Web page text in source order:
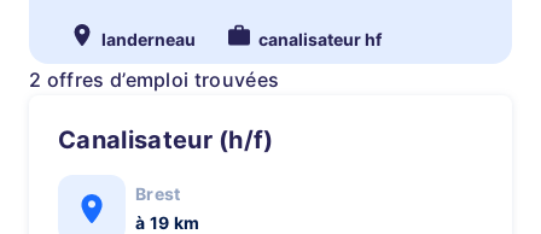
landerneau canalisateur hf
2 offres d’emploi trouvées
Canalisateur (h/f)
Brest
à 19 km